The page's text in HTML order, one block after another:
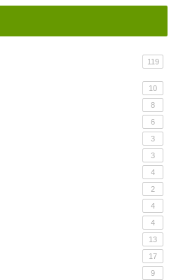
119
10
8
6
3
3
4
2
4
4
13
17
9